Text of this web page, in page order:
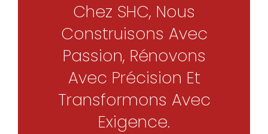
Chez SHC, Nous
Construisons Avec
Passion, Rénovons
Avec Précision Et
Transformons Avec
Exigence.